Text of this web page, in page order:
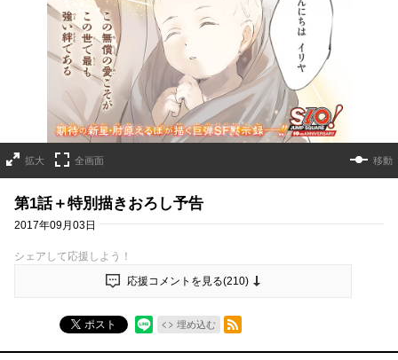
拡大 全画面 移動
第1話＋特別描きおろし予告
2017年09月03日
シェアして応援しよう！
応援コメントを見る(210)
ポスト 埋め込む
RSSフィード